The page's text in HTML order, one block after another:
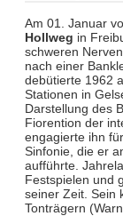
Am 01. Januar
Hollweg in
schweren
nach einer
debütierte 1962
Stationen in
Darstellung des
Fiorention der
engagierte ihn
Sinfonie, die er
aufführte.
Festspielen und
seiner Zeit. Sein
Tonträgern